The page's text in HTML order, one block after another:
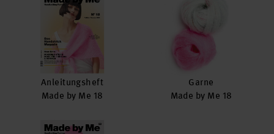
Anleitungsheft
Made by Me 18
Garne
Made by Me 18